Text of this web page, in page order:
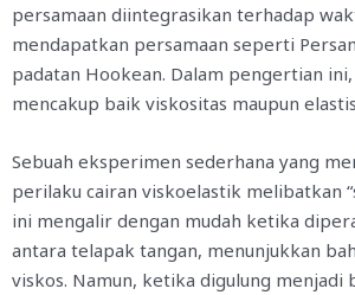
persamaan diintegrasikan terhadap
mendapatkan persamaan seperti
padatan Hookean. Dalam pengertian ini,
mencakup baik viskositas maupun
Sebuah eksperimen sederhana yang
perilaku cairan viskoelastik melibatkan
ini mengalir dengan mudah ketika
antara telapak tangan, menunjukkan
viskos. Namun, ketika digulung menjadi